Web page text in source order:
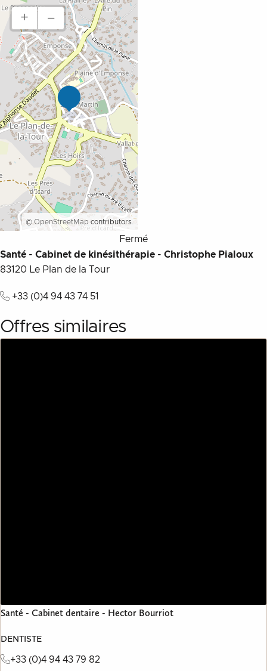
+ –
© OpenStreetMap contributors.
Fermé
Santé - Cabinet de kinésithérapie - Christophe Pialoux
83120 Le Plan de la Tour
+33 (0)4 94 43 74 51
Description
Offres similaires
Santé - Cabinet dentaire - Hector Bourriot
DENTISTE
+33 (0)4 94 43 79 82